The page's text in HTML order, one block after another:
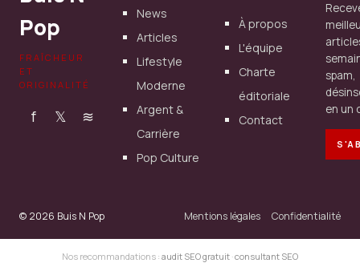
Pop
FRAÎCHEUR
ET
ORIGINALITÉ
f 𝕏 ≋
News
Articles
Lifestyle
Moderne
Argent &
Carrière
Pop Culture
À propos
L'équipe
Charte
éditoriale
Contact
spam,
en un
© 2026 Buis N Pop Mentions légales Confidentialité
Nos recommandations : audit SEO gratuit ·consultant SEO